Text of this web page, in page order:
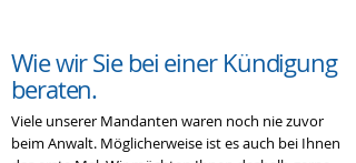
Wie wir Sie bei einer Kündigung
beraten.
Viele unserer Mandanten waren noch nie zuvor
beim Anwalt. Möglicherweise ist es auch bei Ihnen